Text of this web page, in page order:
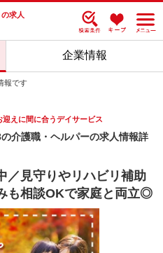
の求人
企業情報
報です
えに間に合うデイサービス
介護職・ヘルパーの求人情報詳
／見守りやリハビリ補助
も相談OKで家庭と両立◎